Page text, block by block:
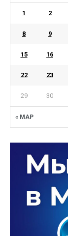
« МАР
1 2
8 9
15 16
22 23
29 30